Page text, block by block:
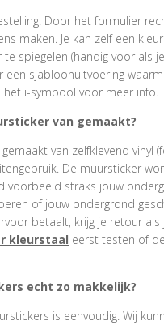
Door het formulier
maken. Je kan zelf een
spiegelen (handig voor als
sjabloonuitvoering
i-symbool voor meer info.
van gemaakt?
van zelfklevend vinyl
De muursticker
voorbeeld straks jouw
of jouw ondergrond
betaalt, krijg je retour
kleurstaal eerst testen of
echt zo makkelijk?
is eenvoudig. Wij